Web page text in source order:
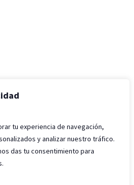
tu experiencia de navegación,
y analizar nuestro tráfico.
das tu consentimiento para